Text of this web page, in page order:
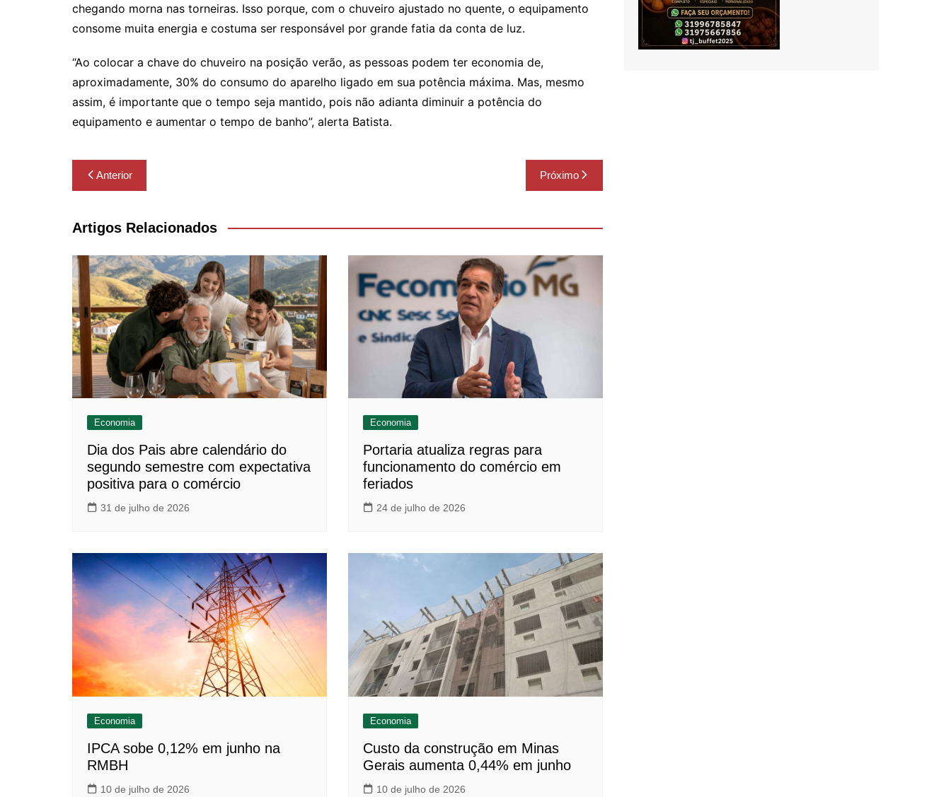
chegando morna nas torneiras. Isso porque, com o chuveiro ajustado no quente, o equipamento
consome muita energia e costuma ser responsável por grande fatia da conta de luz.
“Ao colocar a chave do chuveiro na posição verão, as pessoas podem ter economia de,
aproximadamente, 30% do consumo do aparelho ligado em sua potência máxima. Mas, mesmo
assim, é importante que o tempo seja mantido, pois não adianta diminuir a potência do
equipamento e aumentar o tempo de banho”, alerta Batista.
Navegação
de
Post
Anterior Próximo
Artigos Relacionados
Economia
Dia dos Pais abre calendário do
segundo semestre com expectativa
positiva para o comércio
31 de julho de 2026
Economia
Portaria atualiza regras para
funcionamento do comércio em
feriados
24 de julho de 2026
Economia
IPCA sobe 0,12% em junho na
RMBH
10 de julho de 2026
Economia
Custo da construção em Minas
Gerais aumenta 0,44% em junho
10 de julho de 2026